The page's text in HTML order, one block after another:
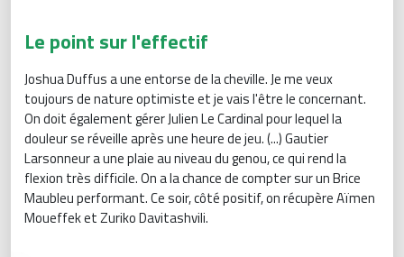
Le point sur l'effectif
Joshua Duffus a une entorse de la cheville. Je me veux
toujours de nature optimiste et je vais l'être le concernant.
On doit également gérer Julien Le Cardinal pour lequel la
douleur se réveille après une heure de jeu. (...) Gautier
Larsonneur a une plaie au niveau du genou, ce qui rend la
flexion très difficile. On a la chance de compter sur un Brice
Maubleu performant. Ce soir, côté positif, on récupère Aïmen
Moueffek et Zuriko Davitashvili.